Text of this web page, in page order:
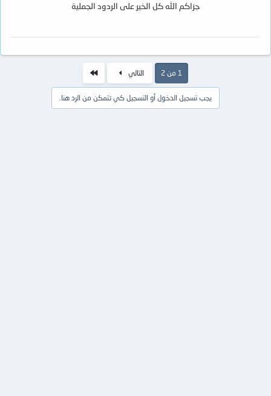
جزاكم الله كل الخير على الردود الجملية
1 من 2 التالي
يجب تسجيل الدخول أو التسجيل كي تتمكن من الرد هنا.